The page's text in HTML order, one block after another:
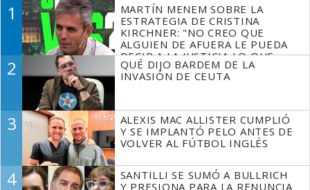
1
MARTÍN MENEM SOBRE LA
ESTRATEGIA DE CRISTINA
KIRCHNER: "NO CREO QUE
ALGUIEN DE AFUERA LE PUEDA
DECIR A LA JUSTICIA LO QUE
TIENE QUE HACER"
2
QUÉ DIJO BARDEM DE LA
INVASIÓN DE CEUTA
3
ALEXIS MAC ALLISTER CUMPLIÓ
Y SE IMPLANTÓ PELO ANTES DE
VOLVER AL FÚTBOL INGLÉS
4
SANTILLI SE SUMÓ A BULLRICH
Y PRESIONA PARA LA RENUNCIA